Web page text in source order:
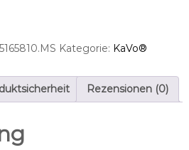
Kategorie: KaVo®
Rezensionen (0)